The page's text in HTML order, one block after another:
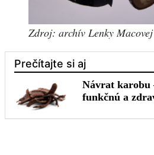
Zdroj: archív Lenky Macovej